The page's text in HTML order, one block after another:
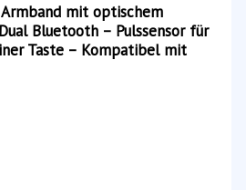
mit optischem
Bluetooth – Pulssensor für
Taste – Kompatibel mit